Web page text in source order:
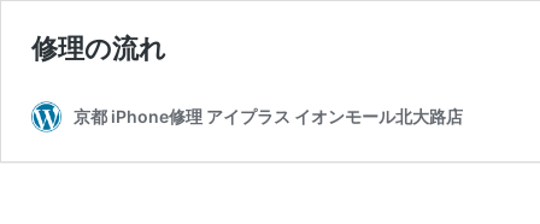
修理の流れ
京都 iPhone修理 アイプラス イオンモール北大路店